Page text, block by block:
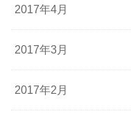
2017年4月
2017年3月
2017年2月